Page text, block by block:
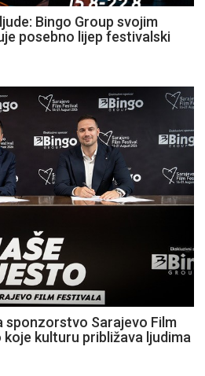
Bingo Group svojim
posebno lijep festivalski
sponzorstvo Sarajevo Film
kulturu približava ljudima